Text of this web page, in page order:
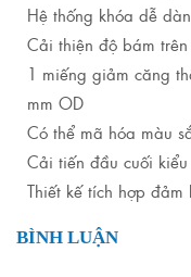
Hệ thống khóa dễ
Cải thiện độ bám
1 miếng giảm căng
mm OD
Có thể mã hóa màu
Cải tiến đầu cuối
Thiết kế tích hợp
BÌNH LUẬN